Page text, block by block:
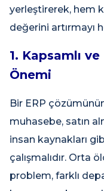
yerleştirerek, hem
değerini artırmayı
1. Kapsamlı ve
Önemi
Bir ERP
muhasebe, satın
insan kaynakları
çalışmalıdır. Orta
problem, farklı